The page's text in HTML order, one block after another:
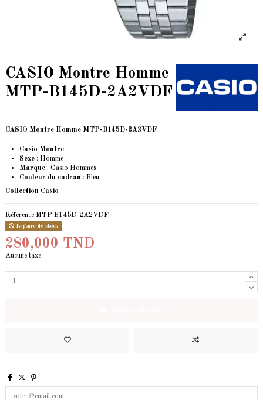
CASIO Montre Homme
MTP-B145D-2A2VDF
CASIO Montre Homme MTP-B145D-2A2VDF
Casio Montre
Sexe : Homme
Marque : Casio Hommes
Couleur du cadran : Bleu
Collection Casio
Référence MTP-B145D-2A2VDF
Rupture de stock
280,000 TND
Aucune taxe